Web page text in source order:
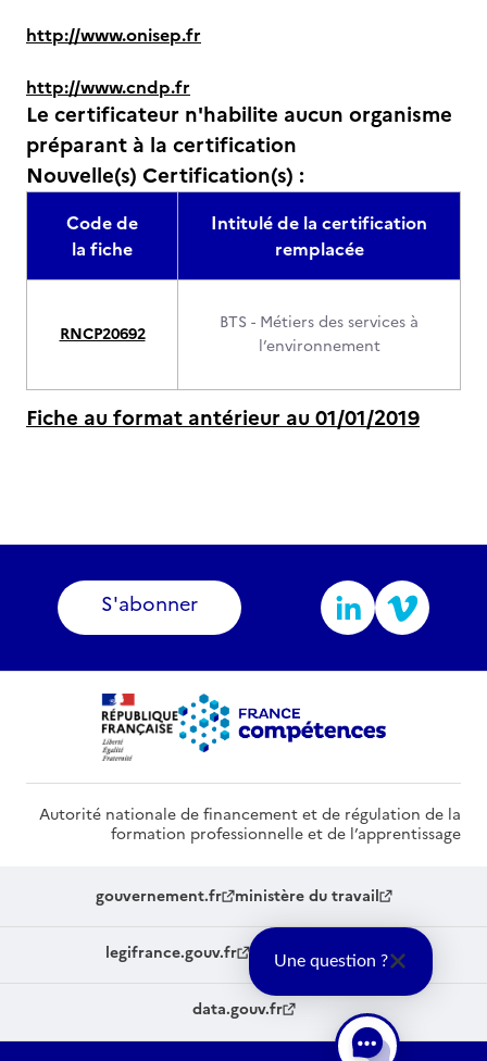
http://www.onisep.fr
http://www.cndp.fr
Le certificateur n'habilite aucun organisme
préparant à la certification
Nouvelle(s) Certification(s) :
Code de
la fiche
Intitulé de la certification
remplacée
RNCP20692
BTS - Métiers des services à
l’environnement
Fiche au format antérieur au 01/01/2019
S'abonner
Autorité nationale de financement et de régulation de la
formation professionnelle et de l’apprentissage
gouvernement.fr ministère du travail
legifrance.gouv.fr service-public.fr
data.gouv.fr
Une question ?